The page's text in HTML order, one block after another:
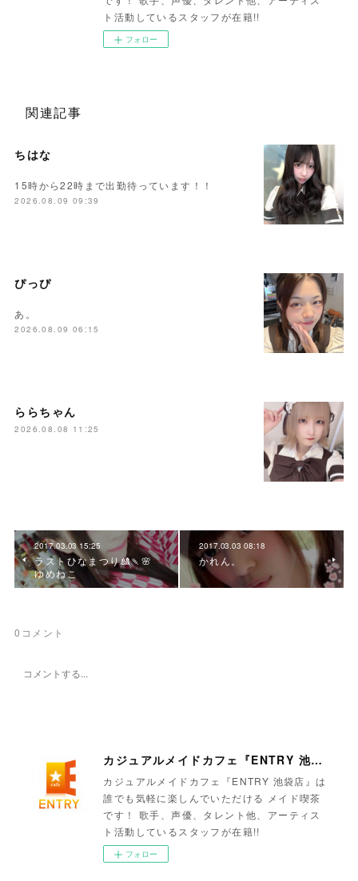
ト活動しているスタッフが在籍!!
フォロー
関連記事
ちはな
15時から22時まで出勤待っています！！
2026.08.09 09:39
ぴっぴ
あ。
2026.08.09 06:15
ららちゃん
2026.08.08 11:25
2017.03.03 15:25
ラストひなまつり🎎🍡🌸
ゆめねこ
2017.03.03 08:18
かれん。
0 コメント
カジュアルメイドカフェ『ENTRY 池袋店』
カジュアルメイドカフェ『ENTRY 池袋店』は
誰でも気軽に楽しんでいただける メイド喫茶
です！ 歌手、声優、タレント他、アーティス
ト活動しているスタッフが在籍!!
フォロー